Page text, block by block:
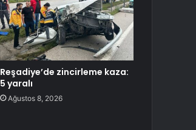
Reşadiye’de zincirleme kaza:
5 yaralı
Ağustos 8, 2026